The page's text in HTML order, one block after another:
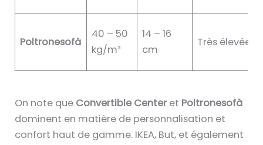
Poltronesofà
40 – 50
kg/m³
14 – 16
cm
Très élevée
On note que Convertible Center et Poltronesofà
dominent en matière de personnalisation et
confort haut de gamme. IKEA, But, et également